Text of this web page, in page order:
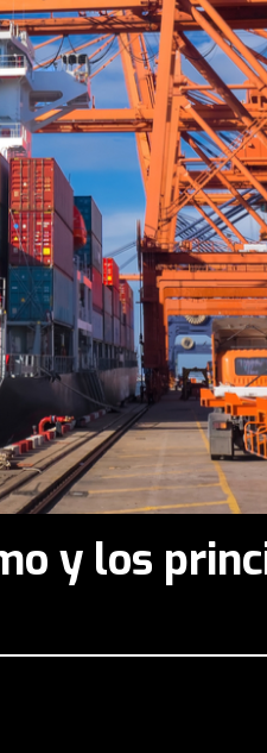
y los